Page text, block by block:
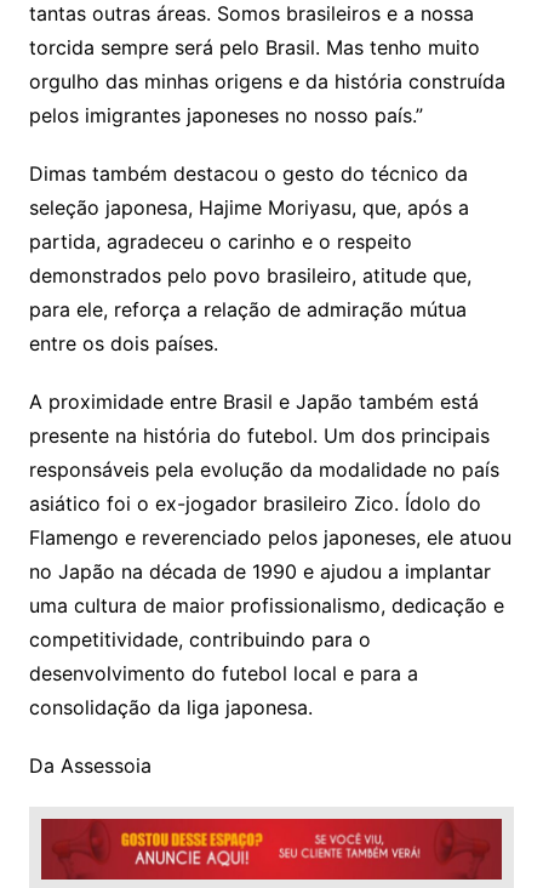
tantas outras áreas. Somos brasileiros e a nossa
torcida sempre será pelo Brasil. Mas tenho muito
orgulho das minhas origens e da história construída
pelos imigrantes japoneses no nosso país.”
Dimas também destacou o gesto do técnico da
seleção japonesa, Hajime Moriyasu, que, após a
partida, agradeceu o carinho e o respeito
demonstrados pelo povo brasileiro, atitude que,
para ele, reforça a relação de admiração mútua
entre os dois países.
A proximidade entre Brasil e Japão também está
presente na história do futebol. Um dos principais
responsáveis pela evolução da modalidade no país
asiático foi o ex-jogador brasileiro Zico. Ídolo do
Flamengo e reverenciado pelos japoneses, ele atuou
no Japão na década de 1990 e ajudou a implantar
uma cultura de maior profissionalismo, dedicação e
competitividade, contribuindo para o
desenvolvimento do futebol local e para a
consolidação da liga japonesa.
Da Assessoia